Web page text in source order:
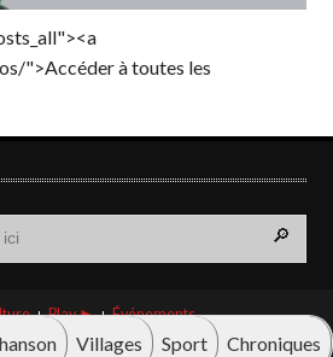
">Accéder à toutes les
Villages Sport Chroniques
r
Play ► Événements
innova 2026. Tous droits réservés.